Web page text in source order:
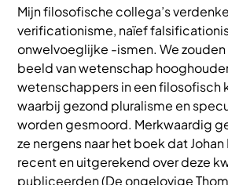
Mijn filosofische collega’s
verificationisme, naïef
onwelvoeglijke -ismen. We
beeld van wetenschap
wetenschappers in een filosofisch
waarbij gezond pluralisme en
worden gesmoord. Merkwaardig
ze nergens naar het boek dat
recent en uitgerekend over deze
publiceerden (De ongelovige